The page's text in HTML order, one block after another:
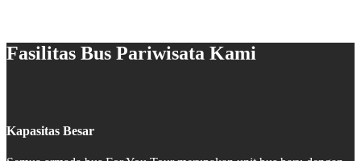
Fasilitas Bus Pariwisata Kami
Kapasitas Besar